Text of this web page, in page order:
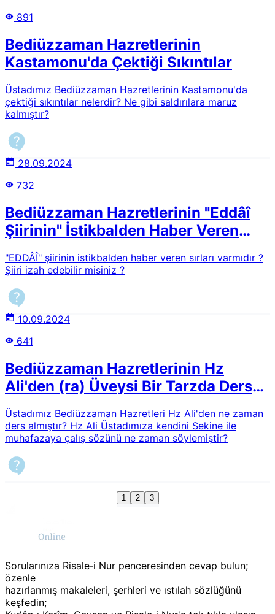
891
Bediüzzaman Hazretlerinin
Kastamonu'da Çektiği Sıkıntılar
Üstadımız Bediüzzaman Hazretlerinin Kastamonu'da
çektiği sıkıntılar nelerdir? Ne gibi saldırılara maruz
kalmıştır?
28.09.2024
732
Bediüzzaman Hazretlerinin "Eddâî
Şiirinin" İstikbalden Haber Veren
Sırları
"EDDÂÎ" şiirinin istikbalden haber veren sırları varmıdır ?
Şiiri izah edebilir misiniz ?
10.09.2024
641
Bediüzzaman Hazretlerinin Hz
Ali'den (ra) Üveysi Bir Tarzda Ders
Alması
Üstadımız Bediüzzaman Hazretleri Hz Ali'den ne zaman
ders almıştır? Hz Ali Üstadımıza kendini Sekine ile
muhafazaya çalış sözünü ne zaman söylemiştir?
1 2 3
Sorularınıza Risale‑i Nur penceresinden cevap bulun;
özenle
hazırlanmış makaleleri, şerhleri ve ıstılah sözlüğünü
keşfedin;